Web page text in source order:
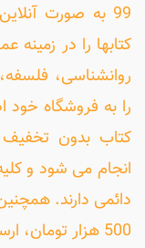
99 به صورت
کتابها را در
روانشناسی،
را به فروشگاه
کتاب بدون تخفیف
دائمی دارند.
500 هزار تومان، ارسال رایگان هست...